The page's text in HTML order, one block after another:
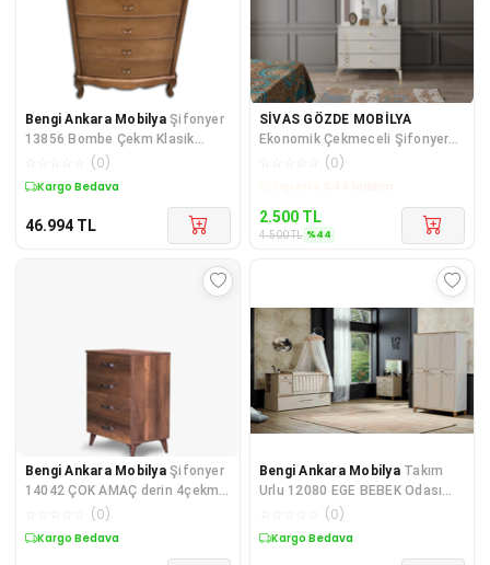
Bengi Ankara Mobilya Şifonyer
13856 Bombe Çekm Klasik
Model Kayın Ayk Parlak Ceviz
(0)
Kargo Bedava
46.994 TL
SİVAS GÖZDE MOBİLYA
Ekonomik Çekmeceli Şifonyer
Makyaj Tuvalet Masası
(0)
2.500 TL
4.500TL %44
Bengi Ankara Mobilya Şifonyer
14042 ÇOK AMAÇ derin 4çekm
(0)
Kargo Bedava
Bengi Ankara Mobilya Takım
Urlu 12080 EGE BEBEK Odası
Büyük Sallamalı
(0)
Kargo Bedava